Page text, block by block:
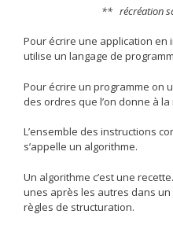
** récréation
Pour écrire une application en
utilise un langage de
Pour écrire un programme on
des ordres que l’on donne à la
L’ensemble des instructions
s’appelle un algorithme.
Un algorithme c’est une
unes après les autres dans
règles de structuration.